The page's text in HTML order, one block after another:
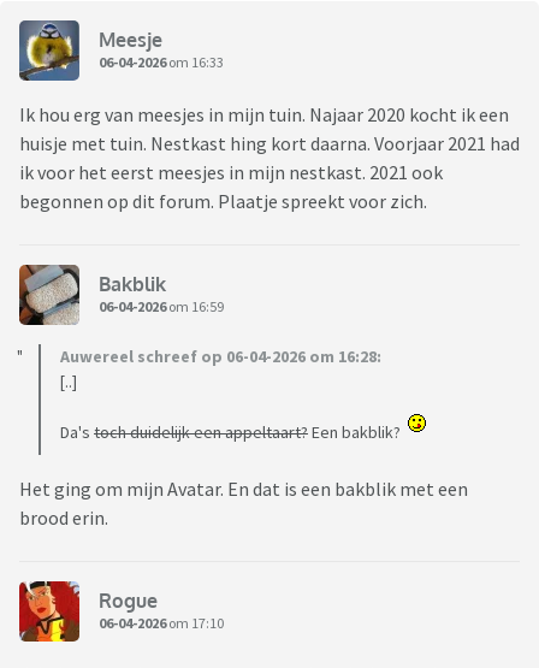
Meesje
06-04-2026om 16:33
Ik hou erg van meesjes in mijn tuin. Najaar 2020 kocht ik een
huisje met tuin. Nestkast hing kort daarna. Voorjaar 2021 had
ik voor het eerst meesjes in mijn nestkast. 2021 ook
begonnen op dit forum. Plaatje spreekt voor zich.
Bakblik
06-04-2026om 16:59
Auwereel schreef op 06-04-2026 om 16:28:
[..]
Da's toch duidelijk een appeltaart?Een bakblik?
Het ging om mijn Avatar. En dat is een bakblik met een
brood erin.
Rogue
06-04-2026om 17:10